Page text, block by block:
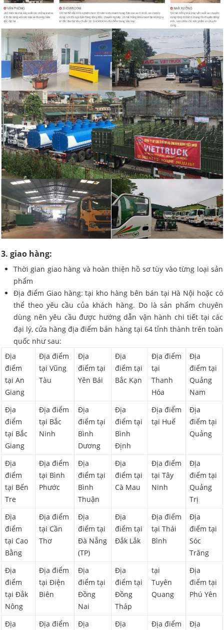
3. giao hàng:
Thời gian giao hàng và hoàn thiện hồ sơ tùy vào từng loại sản
phẩm
Địa điểm Giao hàng: tại kho hàng bên bán tại Hà Nội hoặc có
thể theo yêu cầu của khách hàng. Do là sản phẩm chuyên
dùng nên yêu cầu được hướng dẫn vận hành chi tiết tại các
đại lý, cửa hàng địa điểm bán hàng tại 64 tỉnh thành trên toàn
quốc như sau:
Địa
điểm
tại An
Giang
Địa điểm
tại Vũng
Tàu
Địa
điểm tại
Yên Bái
Địa
điểm tại
Bắc Kạn
Địa điểm
tại
Thanh
Hóa
Địa
điểm tại
Quảng
Nam
Địa
điểm
tại Bắc
Giang
Địa điểm
tại Bắc
Ninh
Địa
điểm tại
Bình
Dương
Địa
điểm tại
Bình
Định
Địa điểm
tại Huế
Địa
điểm tại
Quảng
Địa
điểm
tại Bến
Tre
Địa điểm
tại Bình
Phước
Địa
điểm tại
Bình
Thuận
Địa
điểm tại
Cà Mau
Địa điểm
tại Tây
Ninh
Địa
điểm tại
Quảng
Trị
Địa
điểm
tại Cao
Bằng
Địa điểm
tại Cần
Thơ
Địa
điểm tại
Đà Nẵng
(TP)
Địa
điểm tại
Đắk Lắk
Địa điểm
tại Thái
Bình
Địa
điểm tại
Sóc
Trăng
Địa
điểm
tại Đắk
Nông
Địa điểm
tại Điện
Biên
Địa
điểm tại
Đồng
Nai
Địa
điểm tại
Đồng
Tháp
tại
Tuyên
Quang
Địa
điểm tại
Phú Yên
Địa
Địa điểm
Địa
Địa
Địa điểm
Địa